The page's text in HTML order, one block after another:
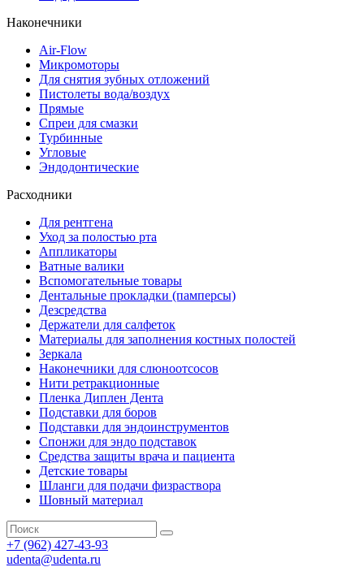
Наконечники
Air-Flow
Микромоторы
Для снятия зубных отложений
Пистолеты вода/воздух
Прямые
Спреи для смазки
Турбинные
Угловые
Эндодонтические
Расходники
Для рентгена
Уход за полостью рта
Аппликаторы
Ватные валики
Вспомогательные товары
Дентальные прокладки (памперсы)
Дезсредства
Держатели для салфеток
Материалы для заполнения костных полостей
Зеркала
Наконечники для слюноотсосов
Нити ретракционные
Пленка Диплен Дента
Подставки для боров
Подставки для эндоинструментов
Спонжи для эндо подставок
Средства защиты врача и пациента
Детские товары
Шланги для подачи физраствора
Шовный материал
+7 (962) 427-43-93
udenta@udenta.ru